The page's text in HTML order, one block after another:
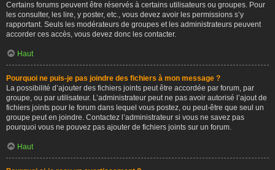
Certains forums peuvent être réservés à certains utilisateurs ou groupes. Pour
les consulter, les lire, y poster, etc., vous devez avoir les permissions s’y
rapportant. Seuls les modérateurs de groupes et les administrateurs peuvent
accorder ces accès, vous devez donc les contacter.
Haut
Pourquoi ne puis-je pas joindre des fichiers à mon message ?
La possibilité d’ajouter des fichiers joints peut être accordée par forum, par
groupe, ou par utilisateur. L’administrateur peut ne pas avoir autorisé l’ajout de
fichiers joints pour le forum dans lequel vous postez, ou peut-être que seul un
groupe peut en joindre. Contactez l’administrateur si vous ne savez pas
pourquoi vous ne pouvez pas ajouter de fichiers joints sur un forum.
Haut